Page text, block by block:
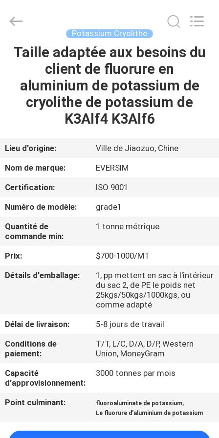
MAISON
VIDÉOS
PROPOS
DE
NOUS
VISITE
DE
CONTRÔLE
DE
LA
QUALITÉ
NOUS
Imp.&Exp.Co.,Ltd.
Potassium Cryolithe
Taille adaptée aux besoins du
client de fluorure en
aluminium de potassium de
cryolithe de potassium de
K3Alf4 K3Alf6
Lieu d'origine:
Ville de Jiaozuo, Chine
Nom de marque:
EVERSIM
Certification:
ISO 9001
Numéro de modèle:
grade1
Quantité de
commande min:
1 tonne métrique
Prix:
$700-1000/MT
Détails d'emballage:
1, pp mettent en sac à l'intérieur
du sac 2, de PE le poids net
25kgs/50kgs/1000kgs, ou
comme adapté
Délai de livraison:
5-8 jours de travail
Conditions de
paiement:
T/T, L/C, D/A, D/P, Western
Union, MoneyGram
Capacité
d'approvisionnement:
3000 tonnes par mois
Point culminant: fluoroaluminate de potassium,
Le fluorure d'aluminium de potassium